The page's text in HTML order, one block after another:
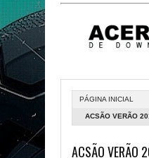
PÁGINA INICIAL
ACSÃO VERÃO
ACSÃO VERÃO